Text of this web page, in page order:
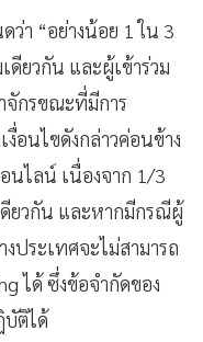
ว่า “อย่างน้อย 1 ใน 3
ดียวกัน และผู้เข้าร่วม
จักรขณะที่มีการ
อนไขดังกล่าวค่อนข้าง
นไลน์ เนื่องจาก 1/3
ยวกัน และหากมีกรณีผู้
ประเทศจะไม่สามารถ
ได้ ซึ่งข้อจำกัดของ
บัติได้